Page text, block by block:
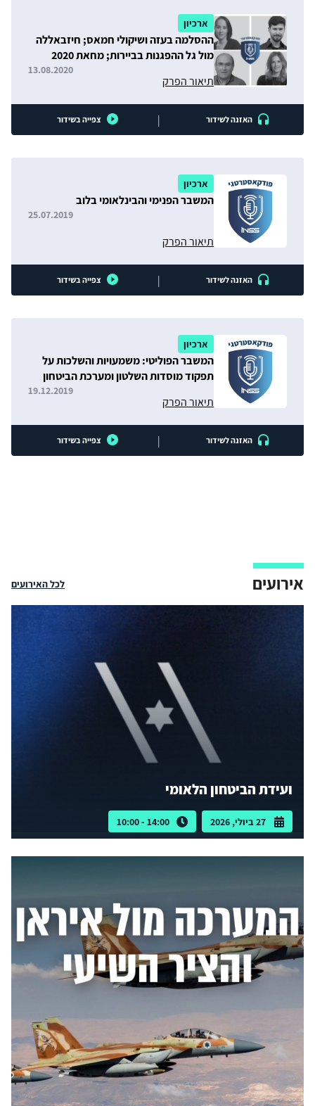
ארכיון
ההסלמה בעזה ושיקולי חמאס; חיזבאללה
מול גל ההפגנות בביירות; מחאת 2020
תיאור הפרק
13.08.2020
האזנה לשידור | צפייה בשידור
ארכיון
המשבר הפנימי והבינלאומי בלוב
תיאור הפרק
25.07.2019
האזנה לשידור | צפייה בשידור
ארכיון
המשבר הפוליטי: משמעויות והשלכות על
תפקוד מוסדות השלטון ומערכת הביטחון
תיאור הפרק
19.12.2019
האזנה לשידור | צפייה בשידור
אירועים לכל האירועים
ועידת הביטחון הלאומי
27 ביולי, 2026 14:00 - 10:00